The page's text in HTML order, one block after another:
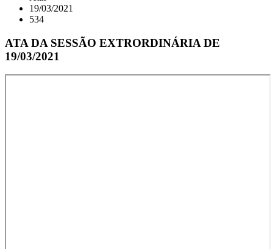
19/03/2021
534
ATA DA SESSÃO EXTRORDINÁRIA DE
19/03/2021